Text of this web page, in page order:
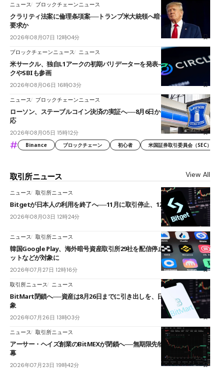
ニュース ブロックチェーンニュース
クラリティ法案に倫理条項案──トランプ米大統領へ暗号資産事業の売却
要求か
2026年08月07日 12時04分
ブロックチェーンニュース ニュース
米サークル、独自L1アークの初期バリデーターを発表――ブラックロッ
クやSBIも参画
2026年08月06日 16時03分
ニュース ブロックチェーンニュース
ローソン、ステーブルコイン決済の実証へ──8月6日からJPYCやUSDC対
応
2026年08月05日 15時12分
# Binance ブロックチェーン 初心者 米国証券取引委員会（SEC）
取引所ニュース View All
ニュース 取引所ニュース
Bitgetが日本人の利用を終了へ──11月に取引停止、12月末に強制決済
2026年08月03日 12時24分
ニュース 取引所ニュース
韓国Google Play、海外暗号資産取引所29社を配信停止──OKXやバイビ
ットなどが対象に
2026年07月27日 12時16分
取引所ニュース ニュース
BitMart閉鎖へ──資産は8月26日までに引き出しを、日本人利用者も対
象
2026年07月26日 13時03分
ニュース 取引所ニュース
アーサー・ヘイズ創業のBitMEXが閉鎖へ──無期限先物を生んだ11年に
幕
2026年07月23日 19時42分